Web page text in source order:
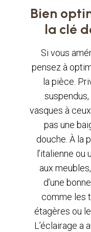
Bien
la clé
Si vous
pensez à
la pièce.
vasques à
pas une
douche. À la
l’italienne ou
aux
d’une
comme les
étagères ou
L’éclairage a